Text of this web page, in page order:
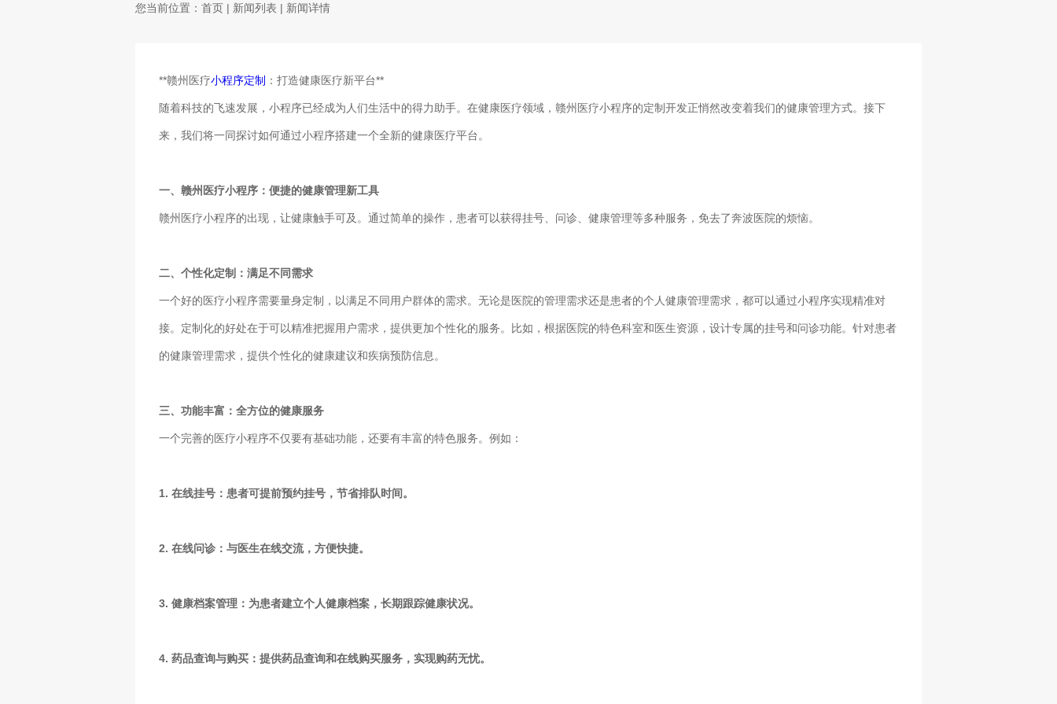
您当前位置： 首页 | 新闻列表 | 新闻详情
**赣州医疗小程序定制 ：打造健康医疗新平台**
随着科技的飞速发展，小程序已经成为人们生活中的得力助手。在健康医疗领域，赣州医疗小程序的定制开发正悄然改变着我们的健康管理方式。接下
来，我们将一同探讨如何通过小程序搭建一个全新的健康医疗平台。
一、赣州医疗小程序：便捷的健康管理新工具
赣州医疗小程序的出现，让健康触手可及。通过简单的操作，患者可以获得挂号、问诊、健康管理等多种服务，免去了奔波医院的烦恼。
二、个性化定制：满足不同需求
一个好的医疗小程序需要量身定制，以满足不同用户群体的需求。无论是医院的管理需求还是患者的个人健康管理需求，都可以通过小程序实现精准对
接。定制化的好处在于可以精准把握用户需求，提供更加个性化的服务。比如，根据医院的特色科室和医生资源，设计专属的挂号和问诊功能。针对患者
的健康管理需求，提供个性化的健康建议和疾病预防信息。
三、功能丰富：全方位的健康服务
一个完善的医疗小程序不仅要有基础功能，还要有丰富的特色服务。例如：
1. 在线挂号：患者可提前预约挂号，节省排队时间。
2. 在线问诊：与医生在线交流，方便快捷。
3. 健康档案管理：为患者建立个人健康档案，长期跟踪健康状况。
4. 药品查询与购买：提供药品查询和在线购买服务，实现购药无忧。